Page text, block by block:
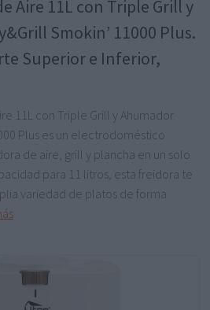
Aire 11L con Triple Grill y
Smokin’ 11000 Plus.
Superior e Inferior,
11L con Triple Grill y Ahumador
Plus es un electrodoméstico
de aire, grill y plancha en un solo
para 11 litros, esta freidora te
variedad de platos de forma